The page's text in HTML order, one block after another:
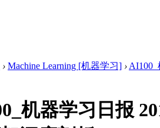
› Machine Learning [机器学习] ›
机器学习日报